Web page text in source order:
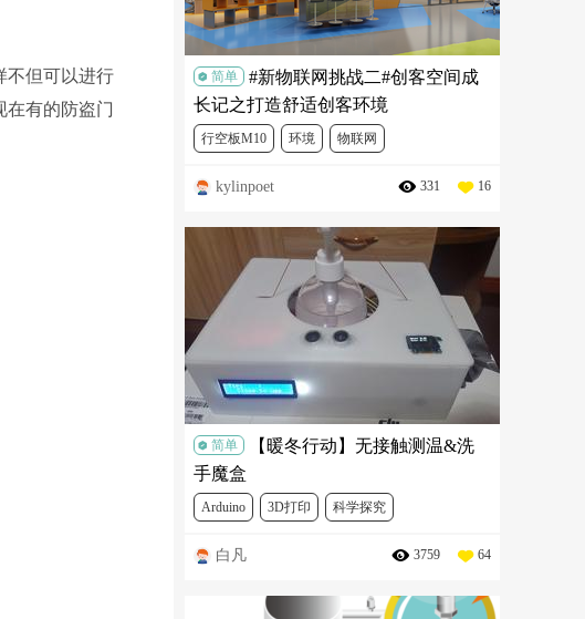
不但可以进行
在有的防盗门
简单
#新物联网挑战二#创客空间成
长记之打造舒适创客环境
行空板M10 环境 物联网
物联网挑战赛
kylinpoet 331 16
简单
【暖冬行动】无接触测温&洗
手魔盒
Arduino 3D打印 科学探究
创客大作战之暖冬行动
白凡 3759 64